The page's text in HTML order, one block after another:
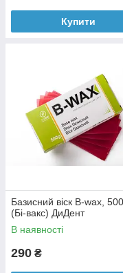
Купити
Базисний віск B-wax,
(Бі-вакс) ДиДент
В наявності
290 ₴